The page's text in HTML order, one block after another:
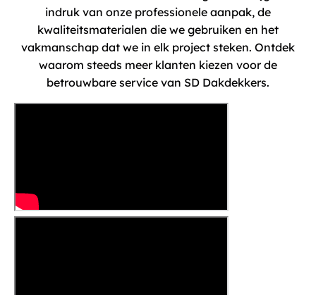
indruk van onze professionele aanpak, de
kwaliteitsmaterialen die we gebruiken en het
vakmanschap dat we in elk project steken. Ontdek
waarom steeds meer klanten kiezen voor de
betrouwbare service van SD Dakdekkers.